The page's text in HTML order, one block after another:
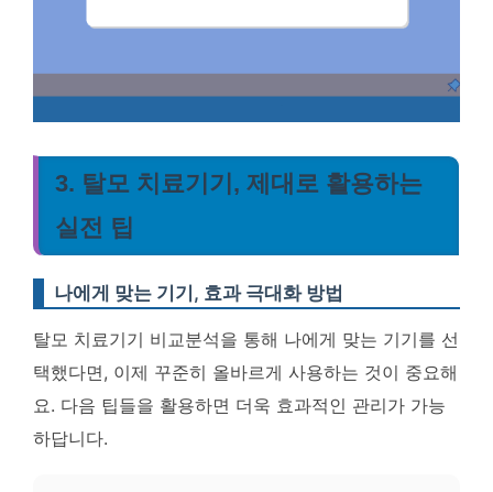
3. 탈모 치료기기, 제대로 활용하는
실전 팁
나에게 맞는 기기, 효과 극대화 방법
탈모 치료기기 비교분석을 통해 나에게 맞는 기기를 선
택했다면, 이제 꾸준히 올바르게 사용하는 것이 중요해
요. 다음 팁들을 활용하면 더욱 효과적인 관리가 가능
하답니다.